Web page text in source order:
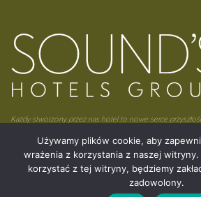
Każdy stworzony przez nas hotel to nowe serce
Używamy plików cookie, aby
wrażenia z korzystania z naszej
korzystać z tej witryny, będziemy
zadowolony.